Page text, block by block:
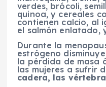
verdes, brócoli,
quinoa, y cereales
contienen calcio, al
el salmón enlatado,
Durante la
estrógeno
la pérdida de masa
las mujeres a sufrir
cadera, las